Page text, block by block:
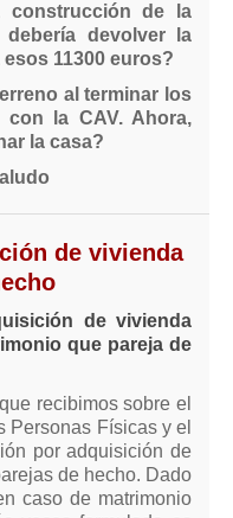
construcción de la
devolver la
11300 euros?
al terminar los
la CAV. Ahora,
la casa?
de vivienda
de vivienda
que pareja de
recibimos sobre el
Personas Físicas y el
por adquisición de
de hecho. Dado
caso de matrimonio